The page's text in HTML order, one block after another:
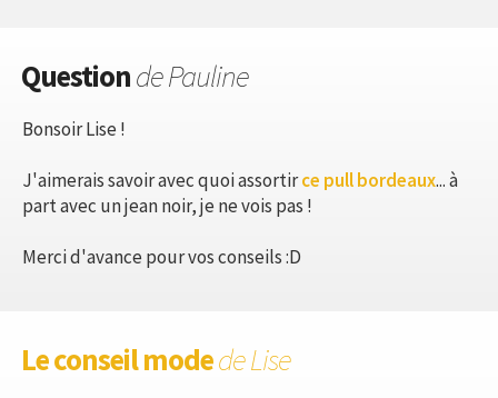
Questionde Pauline
Bonsoir Lise !
J'aimerais savoir avec quoi assortirce pull bordeaux... à
part avec un jean noir, je ne vois pas !
Merci d'avance pour vos conseils :D
Le conseil modede Lise